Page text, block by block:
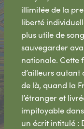
illimitée de la
liberté
plus utile de
sauvegarder
nationale. Cette
d’ailleurs autant
de là, quand la
l’étranger et
impitoyable
un écrit intitulé :